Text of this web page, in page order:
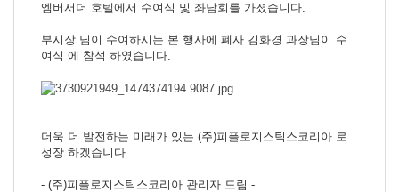
엠버서더 호텔에서 수여식 및 좌담회를 가졌습니다.
부시장 님이 수여하시는 본 행사에 폐사 김화경 과장님이 수
여식 에 참석 하였습니다.
더욱 더 발전하는 미래가 있는 (주)피플로지스틱스코리아 로
성장 하겠습니다.
- (주)피플로지스틱스코리아 관리자 드림 -